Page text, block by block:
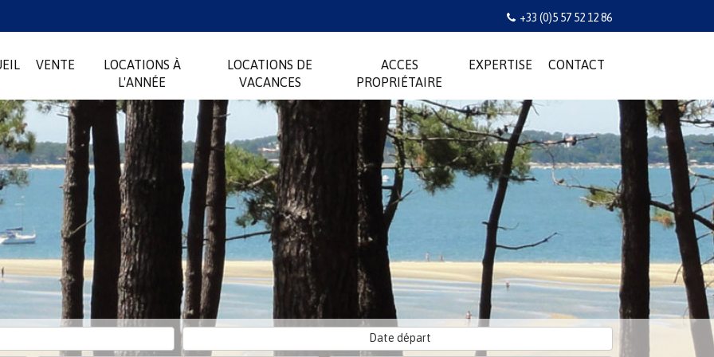
+33 (0)5 57 52 12 86
VENTE
LOCATIONS À
L'ANNÉE
LOCATIONS DE
VACANCES
ACCES
PROPRIÉTAIRE
EXPERTISE CONTACT